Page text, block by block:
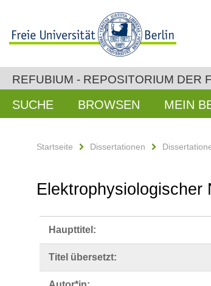
REFUBIUM - REPOSITORIUM DER
SUCHE BROWSEN MEIN
Startseite Dissertationen
Elektrophysiologischer
Haupttitel:
Titel übersetzt: